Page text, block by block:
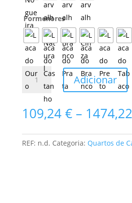
Pormenores
Quantidade
de
Quarto
Casal
II
Adicionar
109,24€ – 1474,22
REF: n.d. Categoria: Quartos de